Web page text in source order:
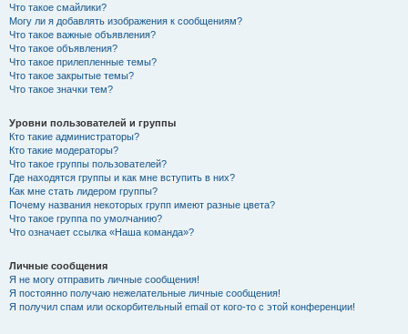
Что такое смайлики?
Могу ли я добавлять изображения к сообщениям?
Что такое важные объявления?
Что такое объявления?
Что такое прилепленные темы?
Что такое закрытые темы?
Что такое значки тем?
Уровни пользователей и группы
Кто такие администраторы?
Кто такие модераторы?
Что такое группы пользователей?
Где находятся группы и как мне вступить в них?
Как мне стать лидером группы?
Почему названия некоторых групп имеют разные цвета?
Что такое группа по умолчанию?
Что означает ссылка «Наша команда»?
Личные сообщения
Я не могу отправить личные сообщения!
Я постоянно получаю нежелательные личные сообщения!
Я получил спам или оскорбительный email от кого-то с этой конференции!